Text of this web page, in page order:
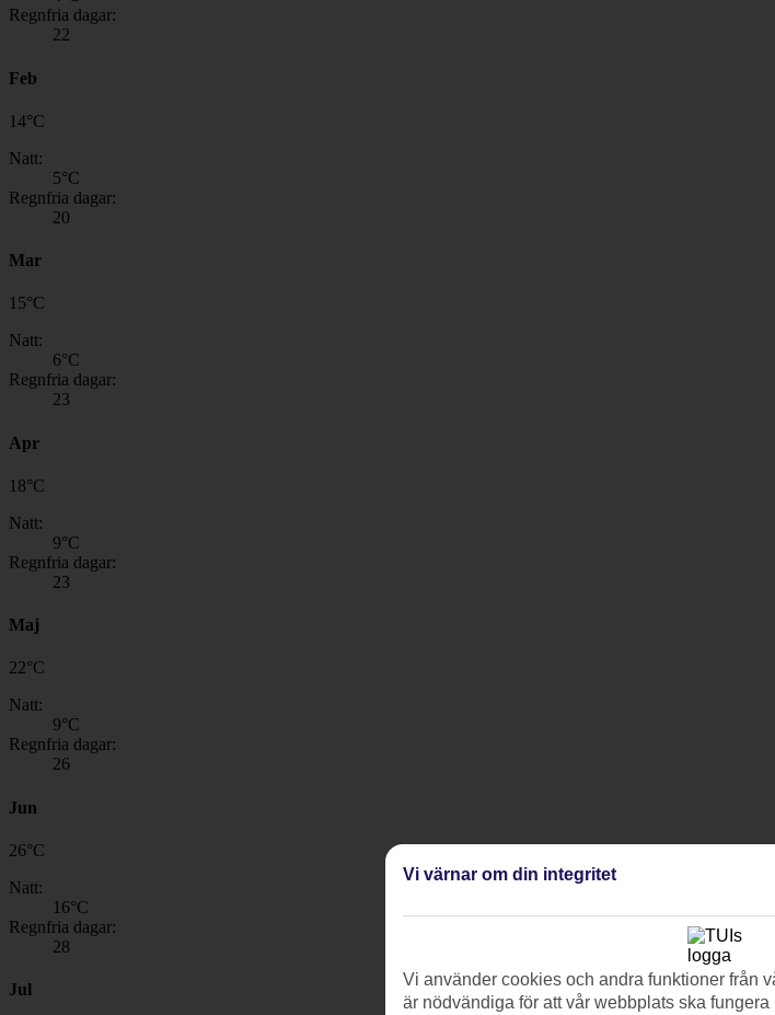
Regnfria dagar:
22
Feb
14°C
Natt:
5°C
Regnfria dagar:
20
Mar
15°C
Natt:
6°C
Regnfria dagar:
23
Apr
18°C
Natt:
9°C
Regnfria dagar:
23
Maj
22°C
Natt:
9°C
Regnfria dagar:
26
Jun
26°C
Natt:
16°C
Regnfria dagar:
28
Jul
Vi värnar om din integritet
Vi använder cookies och andra funktioner från
är nödvändiga för att vår webbplats ska